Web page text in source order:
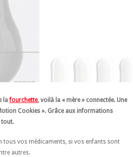
lafourchette, voilà la « mère » connectée. Une
Cookies ». Grâce aux informations
tout.
tous vos médicaments, si vos enfants sont
autres.